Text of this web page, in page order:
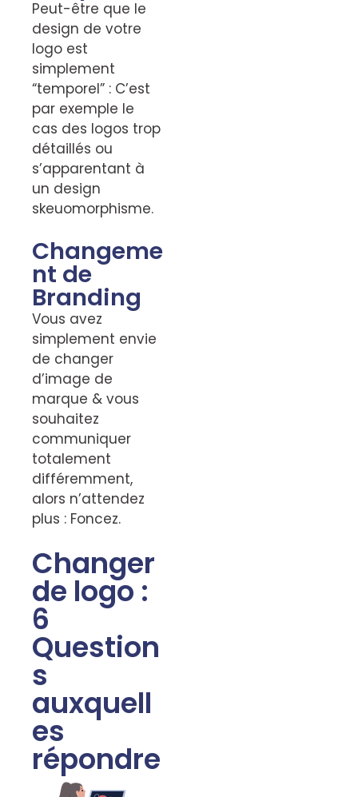
Peut-être que le
design de votre
logo est
simplement
“temporel” : C’est
par exemple le
cas des logos trop
détaillés ou
s’apparentant à
un design
skeuomorphisme.
Changeme
nt de
Branding
Vous avez
simplement envie
de changer
d’image de
marque & vous
souhaitez
communiquer
totalement
différemment,
alors n’attendez
plus : Foncez.
Changer
de logo :
6
Question
s
auxquell
es
répondre